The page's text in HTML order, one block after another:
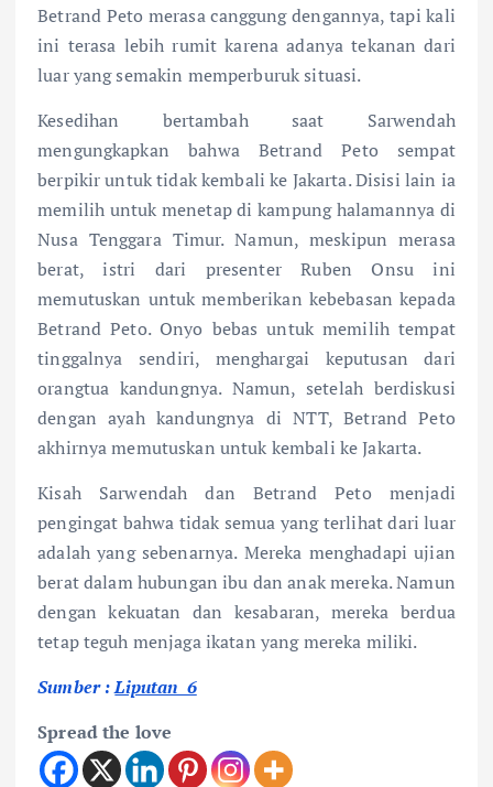
Betrand Peto merasa canggung dengannya, tapi kali
ini terasa lebih rumit karena adanya tekanan dari
luar yang semakin memperburuk situasi.
Kesedihan bertambah saat Sarwendah
mengungkapkan bahwa Betrand Peto sempat
berpikir untuk tidak kembali ke Jakarta. Disisi lain ia
memilih untuk menetap di kampung halamannya di
Nusa Tenggara Timur. Namun, meskipun merasa
berat, istri dari presenter Ruben Onsu ini
memutuskan untuk memberikan kebebasan kepada
Betrand Peto. Onyo bebas untuk memilih tempat
tinggalnya sendiri, menghargai keputusan dari
orangtua kandungnya. Namun, setelah berdiskusi
dengan ayah kandungnya di NTT, Betrand Peto
akhirnya memutuskan untuk kembali ke Jakarta.
Kisah Sarwendah dan Betrand Peto menjadi
pengingat bahwa tidak semua yang terlihat dari luar
adalah yang sebenarnya. Mereka menghadapi ujian
berat dalam hubungan ibu dan anak mereka. Namun
dengan kekuatan dan kesabaran, mereka berdua
tetap teguh menjaga ikatan yang mereka miliki.
Sumber :Liputan 6
Spread the love